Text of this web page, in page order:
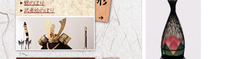
鯉のぼり
武者絵のぼり